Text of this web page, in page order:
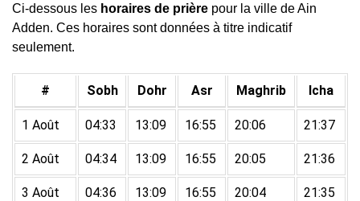
Ci-dessous les horaires de prière pour la ville de Ain
Adden. Ces horaires sont données à titre indicatif
seulement.
# Sobh Dohr Asr Maghrib Icha
1 Août 04:33 13:09 16:55 20:06 21:37
2 Août 04:34 13:09 16:55 20:05 21:36
3 Août 04:36 13:09 16:55 20:04 21:35